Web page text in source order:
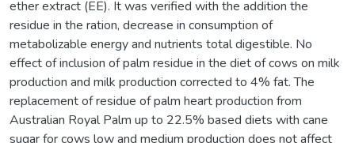
ether extract (EE). It was verified with the addition the
residue in the ration, decrease in consumption of
metabolizable energy and nutrients total digestible. No
effect of inclusion of palm residue in the diet of cows on milk
production and milk production corrected to 4% fat. The
replacement of residue of palm heart production from
Australian Royal Palm up to 22.5% based diets with cane
sugar for cows low and medium production does not affect